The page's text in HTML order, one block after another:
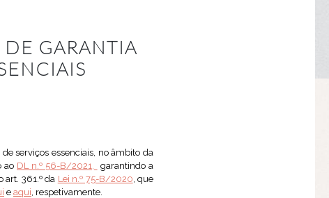
GARANTIA
serviços essenciais, no âmbito da
ao DL n.º 56-B/2021,
garantindo a
art. 361.º da Lei n.º 75-B/2020, que
e aqui, respetivamente.